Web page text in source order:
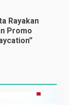
Rayakan
Promo